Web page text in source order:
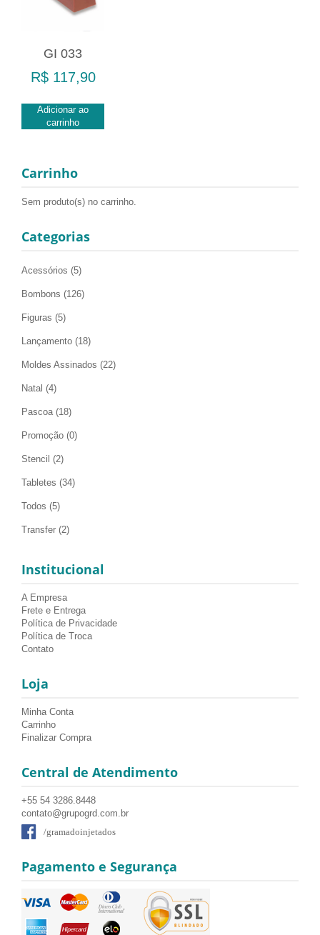
Carrinho
Sem produto(s) no carrinho.
Categorias
Acessórios (5)
Bombons (126)
Figuras (5)
Lançamento (18)
Moldes Assinados (22)
Natal (4)
Pascoa (18)
Promoção (0)
Stencil (2)
Tabletes (34)
Todos (5)
Transfer (2)
Institucional
A Empresa
Frete e Entrega
Política de Privacidade
Política de Troca
Contato
Loja
Minha Conta
Carrinho
Finalizar Compra
Central de Atendimento
+55 54 3286.8448
contato@grupogrd.com.br
/gramadoinjetados
Pagamento e Segurança
GI 033
R$117,90
Adicionar ao
carrinho